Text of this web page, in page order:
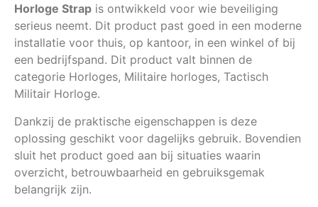
Horloge Strap is ontwikkeld voor wie beveiliging
serieus neemt. Dit product past goed in een moderne
installatie voor thuis, op kantoor, in een winkel of bij
een bedrijfspand. Dit product valt binnen de
categorie Horloges, Militaire horloges, Tactisch
Militair Horloge.
Dankzij de praktische eigenschappen is deze
oplossing geschikt voor dagelijks gebruik. Bovendien
sluit het product goed aan bij situaties waarin
overzicht, betrouwbaarheid en gebruiksgemak
belangrijk zijn.